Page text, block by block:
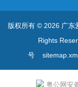
版权所有 © 2026 广东
Rights
号
粤公网安